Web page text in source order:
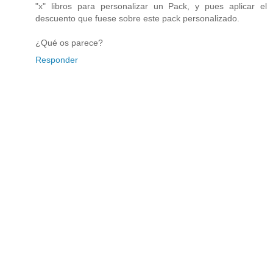
"x" libros para personalizar un Pack, y pues aplicar el
descuento que fuese sobre este pack personalizado.
¿Qué os parece?
Responder